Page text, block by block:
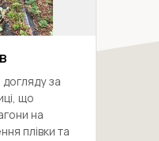
догляду за
що
на
плівки та